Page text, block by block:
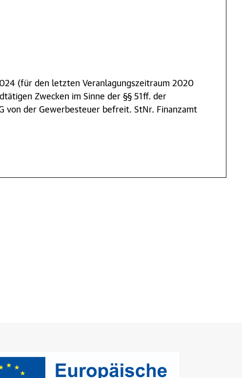
(für den letzten Veranlagungszeitraum 2020
Zwecken im Sinne der §§ 51ff. der
von der Gewerbesteuer befreit. StNr. Finanzamt